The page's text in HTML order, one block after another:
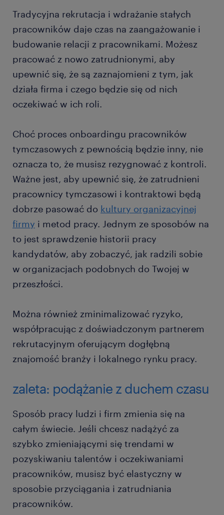
Tradycyjna rekrutacja i wdrażanie stałych
pracowników daje czas na zaangażowanie i
budowanie relacji z pracownikami. Możesz
pracować z nowo zatrudnionymi, aby
upewnić się, że są zaznajomieni z tym, jak
działa firma i czego będzie się od nich
oczekiwać w ich roli.
Choć proces onboardingu pracowników
tymczasowych z pewnością będzie inny, nie
oznacza to, że musisz rezygnować z kontroli.
Ważne jest, aby upewnić się, że zatrudnieni
pracownicy tymczasowi i kontraktowi będą
dobrze pasować do kultury organizacyjnej
firmy i metod pracy. Jednym ze sposobów na
to jest sprawdzenie historii pracy
kandydatów, aby zobaczyć, jak radzili sobie
w organizacjach podobnych do Twojej w
przeszłości.
Można również zminimalizować ryzyko,
współpracując z doświadczonym partnerem
rekrutacyjnym oferującym dogłębną
znajomość branży i lokalnego rynku pracy.
zaleta: podążanie z duchem czasu
Sposób pracy ludzi i firm zmienia się na
całym świecie. Jeśli chcesz nadążyć za
szybko zmieniającymi się trendami w
pozyskiwaniu talentów i oczekiwaniami
pracowników, musisz być elastyczny w
sposobie przyciągania i zatrudniania
pracowników.